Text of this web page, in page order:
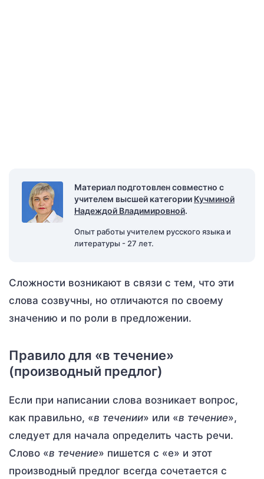
Материал подготовлен совместно с
учителем высшей категории Кучминой
Надеждой Владимировной.
Опыт работы учителем русского языка и
литературы - 27 лет.
Сложности возникают в связи с тем, что эти
слова созвучны, но отличаются по своему
значению и по роли в предложении.
Правило для «в течение»
(производный предлог)
Если при написании слова возникает вопрос,
как правильно, «в течении» или «в течение»,
следует для начала определить часть речи.
Слово «в течение» пишется с «е» и этот
производный предлог всегда сочетается с